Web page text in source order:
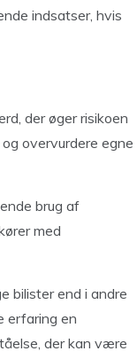
indsatser, hvis
der øger risikoen
overvurdere egne
brug af
med
bilister end i andre
erfaring en
der kan være